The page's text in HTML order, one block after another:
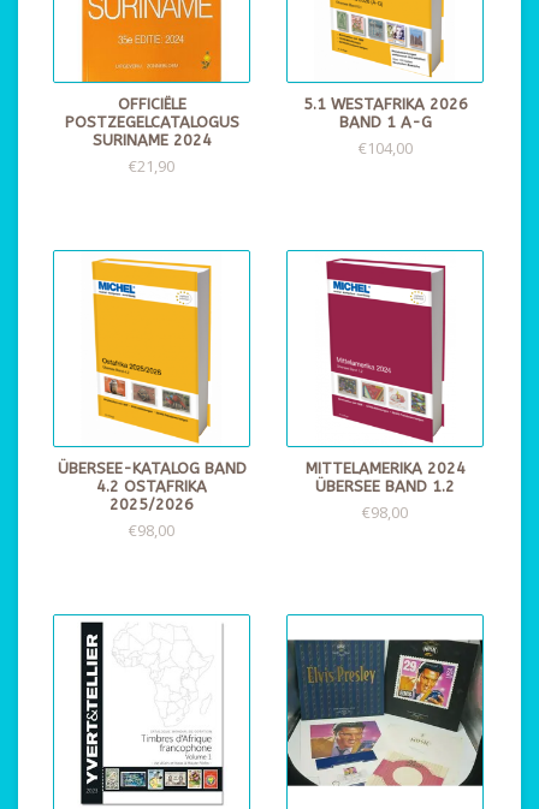
OFFICIËLE
POSTZEGELCATALOGUS
SURINAME 2024
€21,90
5.1 WESTAFRIKA 2026
BAND 1 A-G
€104,00
ÜBERSEE-KATALOG BAND
4.2 OSTAFRIKA
2025/2026
€98,00
MITTELAMERIKA 2024
ÜBERSEE BAND 1.2
€98,00